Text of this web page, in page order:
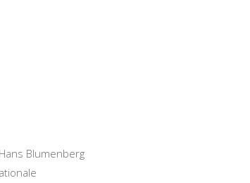
Blumenberg